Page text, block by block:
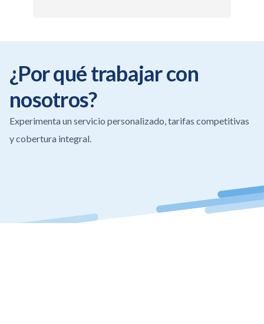
them—if they can’t handle policies ethically,
how can anyone trust them to be there when
you actually need insurance?
¿Por qué trabajar con
nosotros?
Experimenta un servicio personalizado, tarifas competitivas
y cobertura integral.